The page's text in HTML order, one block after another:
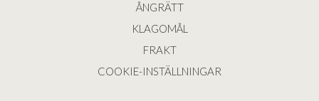
ÅNGRÄTT
KLAGOMÅL
FRAKT
COOKIE-INSTÄLLNINGAR